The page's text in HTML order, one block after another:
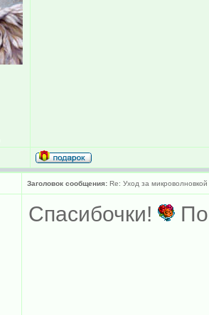
Заголовок сообщения: Re: Уход за микроволновкой
Спасибочки!